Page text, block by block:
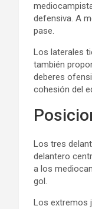
defensiva. A
pase.
Los laterales
también
deberes
cohesión del
Los tres
delantero
a los
gol.
Los extremos